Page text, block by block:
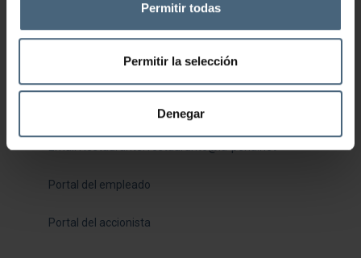
Permitir todas
Permitir la selección
Denegar
LA PERLA
Email Restaurante:restaurante@la-perla.net
Portal del empleado
Portal del accionista